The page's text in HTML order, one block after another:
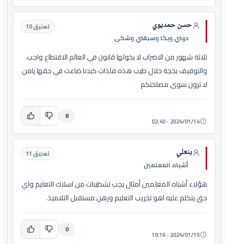
حسن حمديوي
دربني وبكا وسبقني وشكى
تعليق 10
ثلاثة شهور من الاضراب لا يخولها قانون في العالم الاقتطاع واجب.
والتوقيف بحجة حلال طيب هذه فلذات كبدنا ضاعت في حقها يامن
لا ترون سوى مصلحتكم
2024/01/14 - 02:40
8
بنعلي
أشباه المعلمين
تعليق 11
هؤلاء أشباه المعلمين أمثال يجب تشطيبات من اسلاك التعليم واي
حق يتكلم عليه اهو تخريب التعليم ورهن مستقبل التلاميذ.
2024/01/15 - 10:16
0